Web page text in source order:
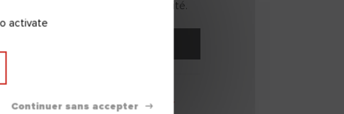
pour obtenir une meilleure régularité.
Déplier
activate